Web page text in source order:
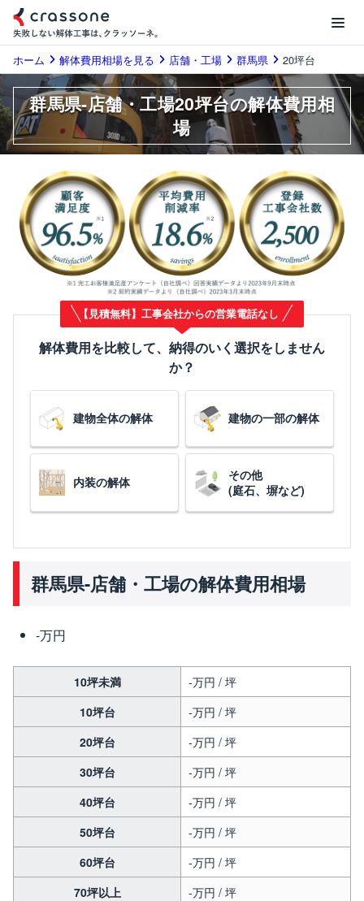
ホーム 解体費用相場を見る 店舗・工場 群馬県 20坪台
群馬県-店舗・工場20坪台の解体費用相
場
【見積無料】工事会社からの営業電話なし
解体費用を比較して、納得のいく選択をしません
か？
建物全体の解体 建物の一部の解体
内装の解体
その他
(庭石、塀など)
群馬県-店舗・工場の解体費用相場
-万円
10坪未満
-万円 / 坪
10坪台
-万円 / 坪
20坪台
-万円 / 坪
30坪台
-万円 / 坪
40坪台
-万円 / 坪
50坪台
-万円 / 坪
60坪台
-万円 / 坪
70坪以上
-万円 / 坪